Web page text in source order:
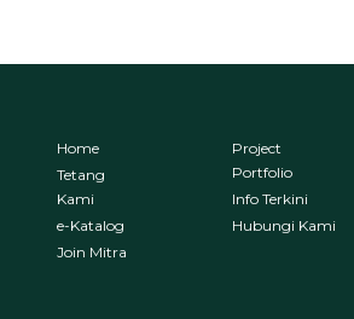
Home
Tetang
Kami
e-Katalog
Join Mitra
Project
Portfolio
Info Terkini
Hubungi Kami